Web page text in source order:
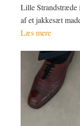
Lille Strandstræde
af et jakkesæt
Læs mere